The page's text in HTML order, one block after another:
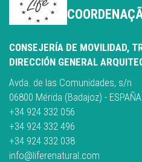
CONSEJERÍA DE MOVILIDAD,
DIRECCIÓN GENERAL
Avda. de las Comunidades, s/n
06800 Mérida (Badajoz) - ESPAÑA
+34 924 332 056
+34 924 332 496
+34 924 332 038
info@liferenatural.com